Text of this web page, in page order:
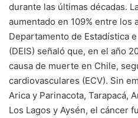
durante las últimas décadas.
aumentado en 109% entre los
Departamento de Estadística
(DEIS) señaló que, en el año
causa de muerte en Chile,
cardiovasculares (ECV). Sin
Arica y Parinacota, Tarapacá,
Los Lagos y Aysén, el cáncer